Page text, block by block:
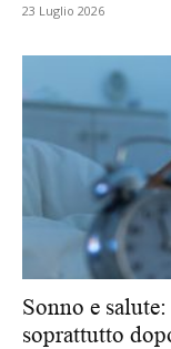
23 Luglio 2026
Sonno e
soprattutto